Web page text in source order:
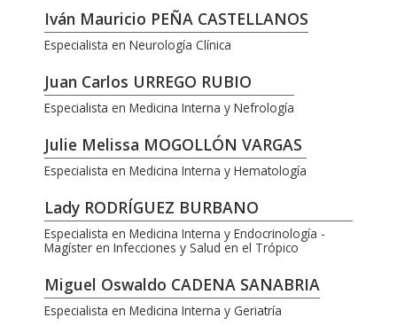
Iván Mauricio PEÑA CASTELLANOS
Especialista en Neurología Clínica
Juan Carlos URREGO RUBIO
Especialista en Medicina Interna y Nefrología
Julie Melissa MOGOLLÓN VARGAS
Especialista en Medicina Interna y Hematología
Lady RODRÍGUEZ BURBANO
Especialista en Medicina Interna y Endocrinología -
Magíster en Infecciones y Salud en el Trópico
Miguel Oswaldo CADENA SANABRIA
Especialista en Medicina Interna y Geriatría